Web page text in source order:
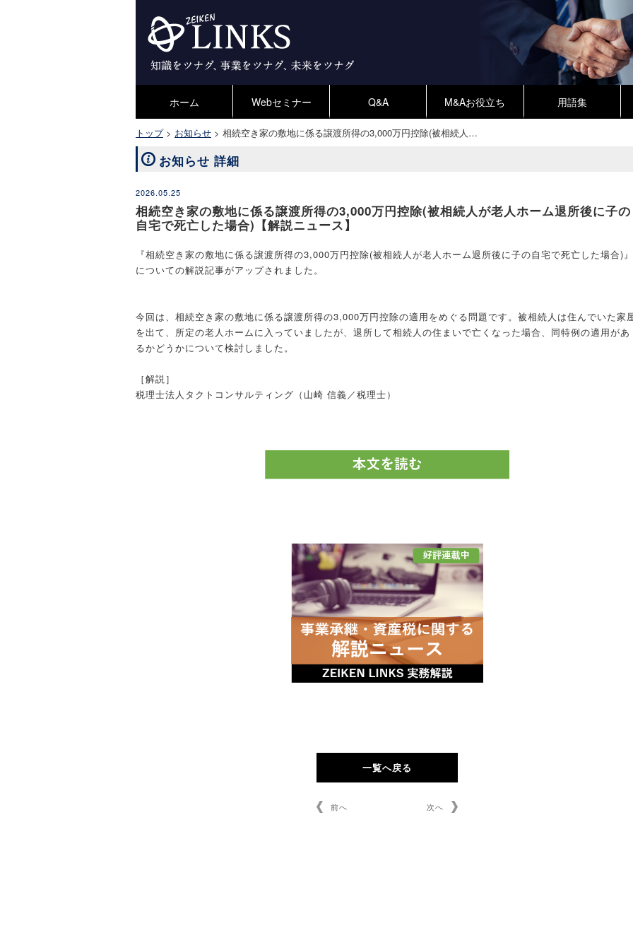
ホーム Webセミナー Q&A M&Aお役立ち 用語集
トップ> お知らせ > 相続空き家の敷地に係る譲渡所得の3,000万円控除(被相続人…
お知らせ 詳細
2026.05.25
相続空き家の敷地に係る譲渡所得の3,000万円控除(被相続人が老人ホーム退所後に子の
自宅で死亡した場合)【解説ニュース】
『相続空き家の敷地に係る譲渡所得の3,000万円控除(被相続人が老人ホーム退所後に子の自宅で死亡した場合)』
についての解説記事がアップされました。
今回は、相続空き家の敷地に係る譲渡所得の3,000万円控除の適用をめぐる問題です。被相続人は住んでいた家
を出て、所定の老人ホームに入っていましたが、退所して相続人の住まいで亡くなった場合、同特例の適用があ
るかどうかについて検討しました。
［解説］
税理士法人タクトコンサルティング（山崎 信義／税理士）
一覧へ戻る
前へ 次へ